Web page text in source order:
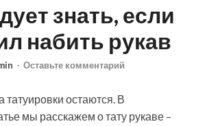
знать, если
набить рукав
- Оставьте комментарий
татуировки остаются. В
мы расскажем о тату рукаве –